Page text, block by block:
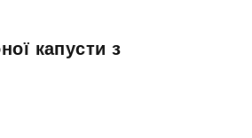
капусти з